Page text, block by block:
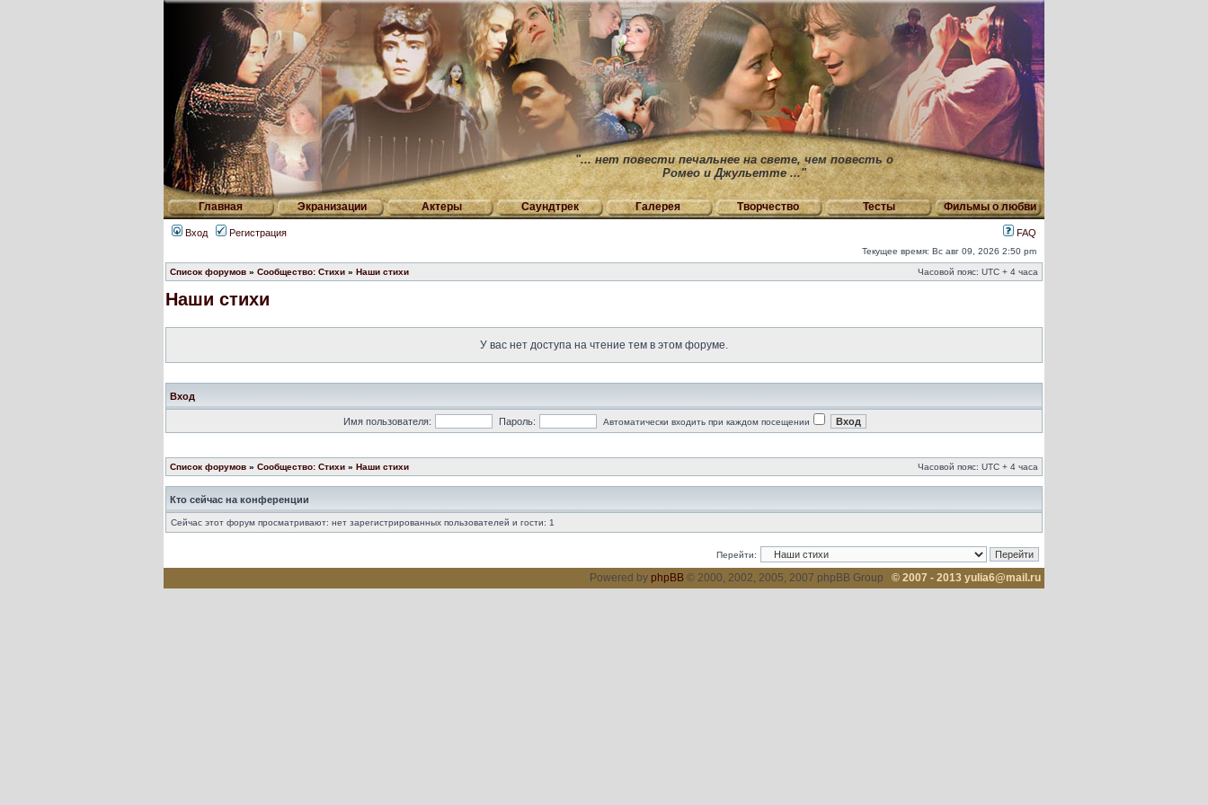
"... нет повести печальнее на свете, чем повесть о
Ромео и Джульетте ..."
Главная Экранизации Актеры Саундтрек Галерея Творчество Тесты Фильмы о любви
Вход Регистрация FAQ
Текущее время: Вс авг 09, 2026 2:50 pm
Список форумов » Сообщество: Стихи » Наши стихи Часовой пояс: UTC + 4 часа
Наши стихи
У вас нет доступа на чтение тем в этом форуме.
Вход
Имя пользователя: Пароль: Автоматически входить при каждом посещении
Список форумов » Сообщество: Стихи » Наши стихи Часовой пояс: UTC + 4 часа
Кто сейчас на конференции
Сейчас этот форум просматривают: нет зарегистрированных пользователей и гости: 1
Перейти:
Powered by phpBB © 2000, 2002, 2005, 2007 phpBB Group © 2007 - 2013 yulia6@mail.ru